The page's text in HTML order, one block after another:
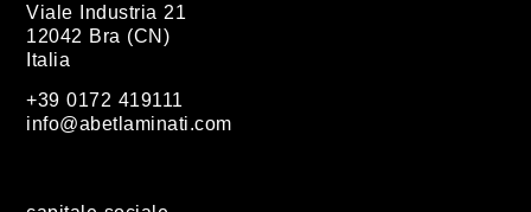
Viale Industria 21
12042 Bra (CN)
Italia
+39 0172 419111
info@abetlaminati.com